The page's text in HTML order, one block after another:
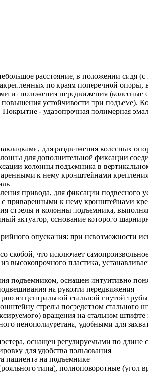
расстояние, в положении сидя
по краям поперечной
из положения передвижения
повышения устойчивости при подъеме).
- ударопрочная полимерная
для раздвижения колесных
для дополнительной фиксации
колонны подъемника в
к нему кронштейнами
привода, для фиксации подвесного
приваренными к нему кронштейнами
стрелы и колонны подъемника,
актуатор, основание которого
опускания: при невозможности
скобой, что исключает
высокопрочного пластика,
подъемником, оснащен интуитивно
на рукояти передвижения
из центральной стальной гнутой
стрелы посредством стального
вращения на стальном штифте
пенополиуретана, удобными для
оснащен регулируемыми по
для удобства пользования
пациента на подъемнике
типа), полноповоротные